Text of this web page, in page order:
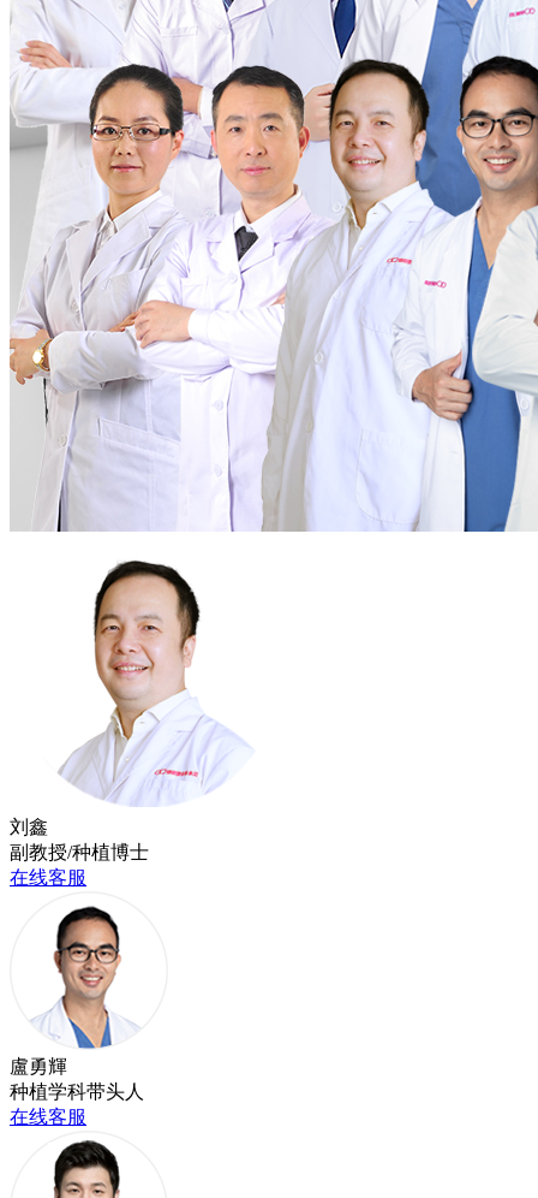
刘鑫
副教授/种植博士
在线客服
盧勇輝
种植学科带头人
在线客服